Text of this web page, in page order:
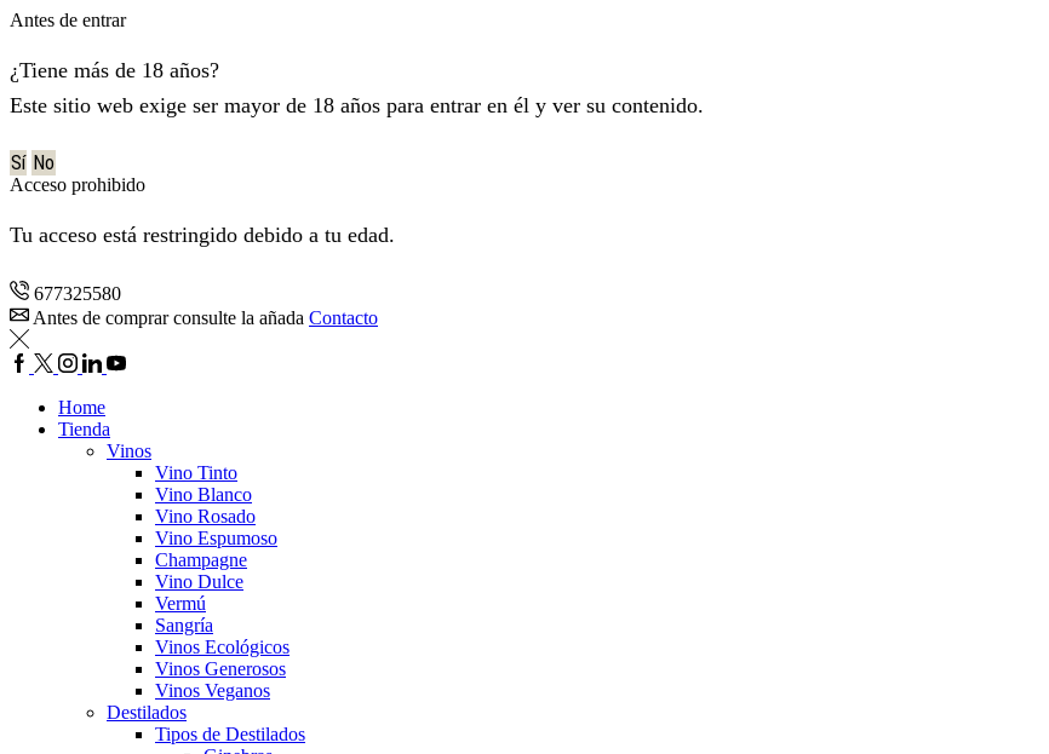
Antes de entrar
¿Tiene más de 18 años?
Este sitio web exige ser mayor de 18 años para entrar en él y ver su contenido.
Sí No
Acceso prohibido
Tu acceso está restringido debido a tu edad.
677325580
Antes de comprar consulte la añada Contacto
Facebook
Twitter
Instagram
Lindkedin
YouTube
Home
Tienda
Vinos
Vino Tinto
Vino Blanco
Vino Rosado
Vino Espumoso
Champagne
Vino Dulce
Vermú
Sangría
Vinos Ecológicos
Vinos Generosos
Vinos Veganos
Destilados
Tipos de Destilados